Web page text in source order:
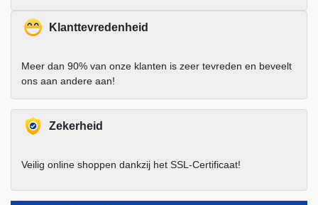
Klanttevredenheid
Meer dan 90% van onze klanten is zeer tevreden en beveelt
ons aan andere aan!
Zekerheid
Veilig online shoppen dankzij het SSL-Certificaat!